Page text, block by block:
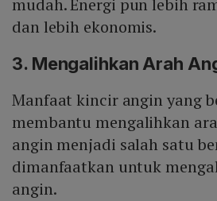
mudah. Energi pun lebih
dan lebih ekonomis.
3. Mengalihkan Arah
Manfaat kincir angin yang
membantu mengalihkan
angin menjadi salah satu
dimanfaatkan untuk
angin.